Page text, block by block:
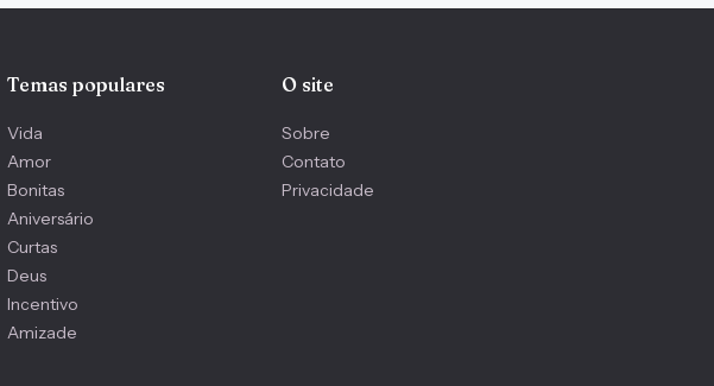
Temas populares
Vida
Amor
Bonitas
Aniversário
Curtas
Deus
Incentivo
Amizade
O site
Sobre
Contato
Privacidade